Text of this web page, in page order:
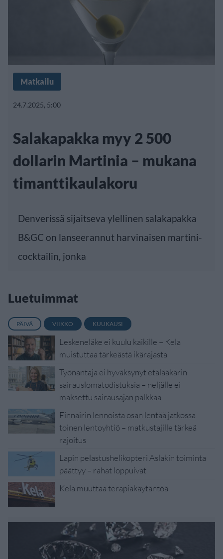
Matkailu
24.7.2025, 5:00
Salakapakka myy 2 500
dollarin Martinia – mukana
timanttikaulakoru
Denverissä sijaitseva ylellinen salakapakka
B&GC on lanseerannut harvinaisen martini-
cocktailin, jonka
Luetuimmat
PÄIVÄ VIIKKO KUUKAUSI
Leskeneläke ei kuulu kaikille – Kela
muistuttaa tärkeästä ikärajasta
Työnantaja ei hyväksynyt etälääkärin
sairauslomatodistuksia – neljälle ei
maksettu sairausajan palkkaa
Finnairin lennoista osan lentää jatkossa
toinen lentoyhtiö – matkustajille tärkeä
rajoitus
Lapin pelastushelikopteri Aslakin toiminta
päättyy – rahat loppuivat
Kela muuttaa terapiakäytäntöä